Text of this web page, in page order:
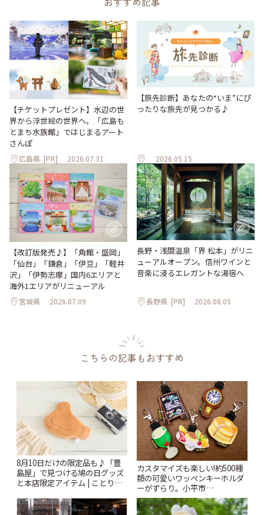
【チケットプレゼント】水辺の世
界から浮世絵の世界へ。「広島も
とまち水族館」ではじまるアート
さんぽ
広島県 [PR] 2026.07.31
【旅先診断】あなたの“いま”にぴ
ったりな旅先が見つかる♪
2026.05.15
【改訂版発売♪】「角館・盛岡」
「仙台」「鎌倉」「伊豆」「軽井
沢」「伊勢志摩」国内6エリアと
海外1エリアがリニューアル
宮城県 2026.07.09
長野・浅間温泉「界 松本」がリニ
ューアルオープン。信州ワインと
音楽に浸るエレガントな湯宿へ
長野県 [PR] 2026.08.05
こちらの記事もおすすめ
8月10日だけの限定品も♪「豊
島屋」で見つける鳩の日グッズ
と本店限定アイテム | ことりっ
カスタマイズも楽しい!約500種
類の可愛いワッペンキーホルダ
ーがずらり。小平市
「Kimamaya T&K」 | ことりっ
ぷ